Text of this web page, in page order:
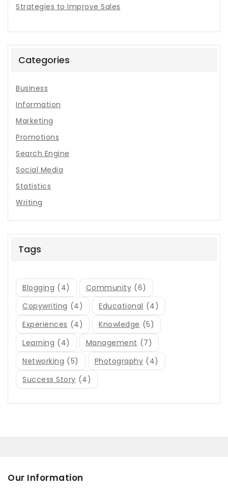
Strategies to Improve Sales
Categories
Business
Information
Marketing
Promotions
Search Engine
Social Media
Statistics
Writing
Tags
Blogging (4) Community (6)
Copywriting (4) Educational (4)
Experiences (4) Knowledge (5)
Learning (4) Management (7)
Networking (5) Photography (4)
Success Story (4)
Our Information